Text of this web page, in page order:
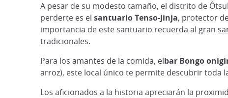
A pesar de su modesto tamaño, el distrito de
perderte es el santuario Tenso-Jinja, protector
importancia de este santuario recuerda al gran
tradicionales.
Para los amantes de la comida, elbar Bongo
arroz), este local único te permite descubrir toda
Los aficionados a la historia apreciarán la